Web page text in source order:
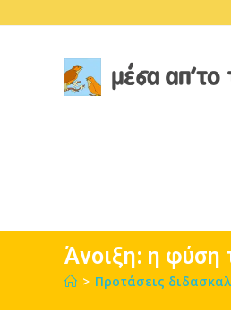
Άνοιξη: η φύση
> Προτάσεις